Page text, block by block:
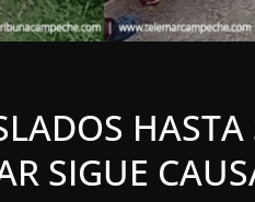
SIGUE